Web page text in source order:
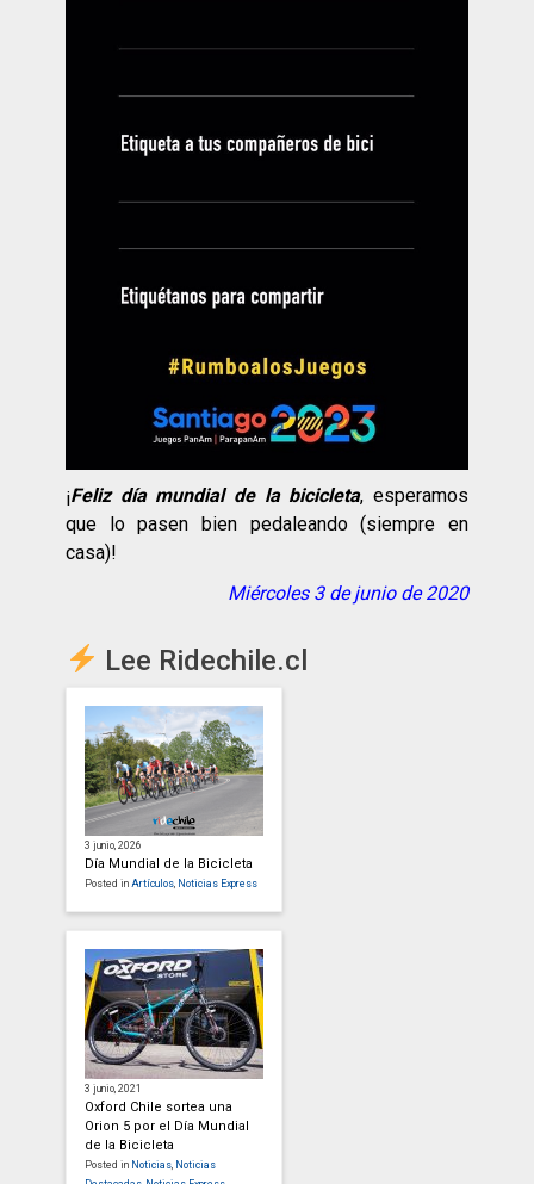
¡Feliz día mundial de la bicicleta, esperamos
que lo pasen bien pedaleando (siempre en
casa)!
Miércoles 3 de junio de 2020
Lee Ridechile.cl
3 junio, 2026
Día Mundial de la Bicicleta
Posted in Artículos, Noticias Express
3 junio, 2021
Oxford Chile sortea una
Orion 5 por el Día Mundial
de la Bicicleta
Posted in Noticias, Noticias